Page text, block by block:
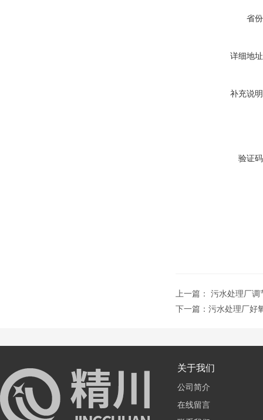
省
详细地
补充说
验证
上一篇： 污水处理厂调
下一篇： 污水处理厂好
关于我们
公司简介
在线留言